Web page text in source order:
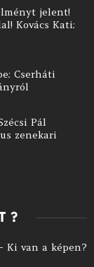
jelent!
Kovács Kati:
Cserháti
Pál
zenekari
Ki van a képen?